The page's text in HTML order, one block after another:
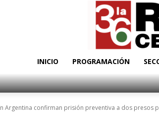
INICIO PROGRAMACIÓN
Argentina confirman prisión preventiva a dos presos